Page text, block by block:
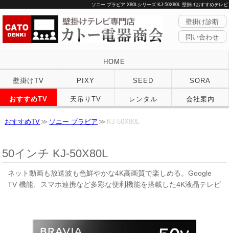
ソニー ブラビア X80Lシリーズ KJ-50X80L 壁掛けおすすめテレビ
壁掛け診断
問い合わせ
HOME
壁掛けTV PIXY SEED SORA
おすすめTV 天吊りTV レンタル 会社案内
おすすめTV ソニー ブラビア KJ-50X80L
50インチ KJ-50X80L
ネット動画も放送波も色鮮やかな4K高画質で楽しめる。Google
TV 機能、スマホ連携など多彩な便利機能を搭載した4K液晶テレビ